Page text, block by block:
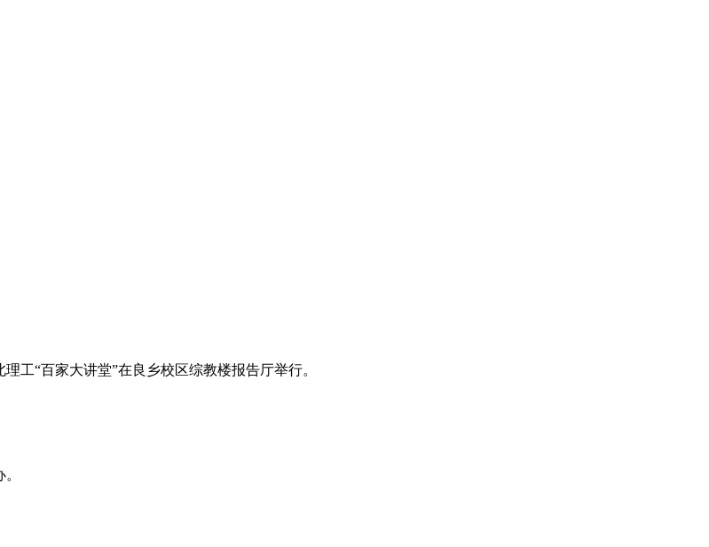
工“百家大讲堂”在良乡校区综教楼报告厅举行。